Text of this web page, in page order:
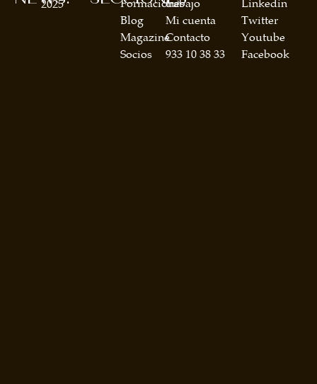
Formaciones
Blog
Magazine
Socios
trabajo
Mi cuenta
Contacto
933 10 38 33
2025
Linkedin
Twitter
Youtube
Facebook